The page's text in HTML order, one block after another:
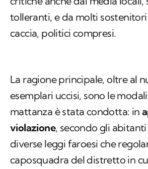
tolleranti, e da molti
caccia, politici compresi.
La ragione principale, oltre al
esemplari uccisi, sono le
mattanza è stata condotta: in
violazione, secondo gli
diverse leggi faroesi che
caposquadra del distretto in